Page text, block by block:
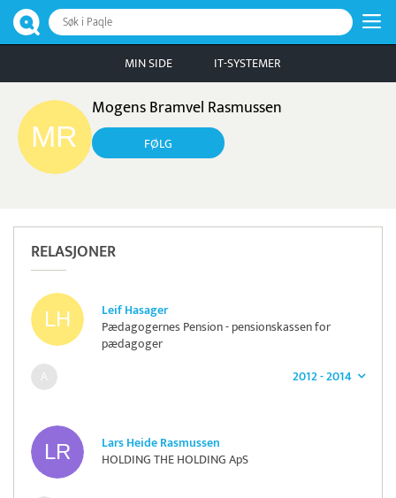
Søk i Paqle
MIN SIDE IT-SYSTEMER
Mogens Bramvel Rasmussen
FØLG
RELASJONER
Leif Hasager
Pædagogernes Pension - pensionskassen for
pædagoger
2012 - 2014
Lars Heide Rasmussen
HOLDING THE HOLDING ApS